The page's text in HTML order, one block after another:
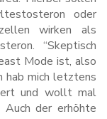
oder
wirken als
“Skeptisch
Mode ist, also
hab mich letztens
und wollt mal
der erhöhte